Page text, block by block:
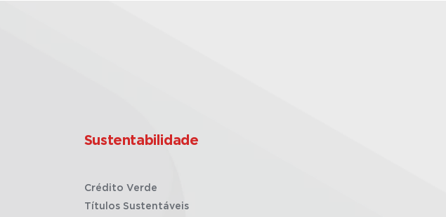
Sustentabilidade
Crédito Verde
Títulos Sustentáveis